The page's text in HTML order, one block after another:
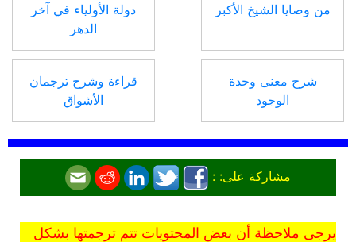
من وصايا الشيخ الأكبر
دولة الأولياء في آخر
الدهر
شرح معنى وحدة
الوجود
قراءة وشرح ترجمان
الأشواق
مشاركة على: :
يرجى ملاحظة أن بعض المحتويات تتم ترجمتها بشكل